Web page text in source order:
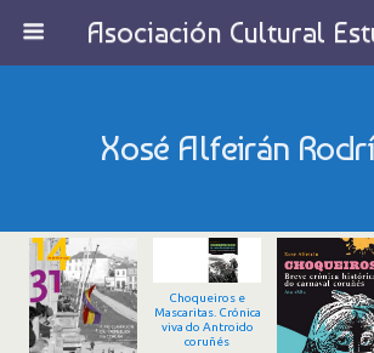
Xosé Alfeirán
Choqueiros e
Mascaritas. Crónica
viva do Antroido
coruñés